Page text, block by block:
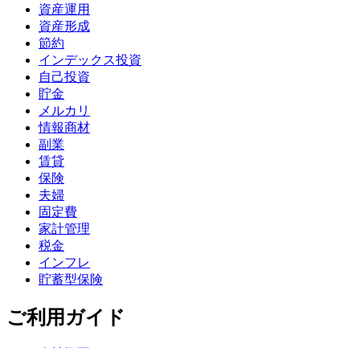
資産運用
資産形成
節約
インデックス投資
自己投資
貯金
メルカリ
情報商材
副業
賃貸
保険
夫婦
固定費
家計管理
税金
インフレ
貯蓄型保険
ご利用ガイド